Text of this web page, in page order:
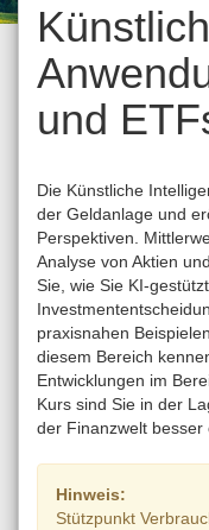
Filter
definieren
Bezirk
Bitte Bezirk wählen!
Angebote zur:
Landbildung
Volltext Suche
und
Die Künstliche
der Geldanlage und
Perspektiven.
Analyse von Aktien
Sie, wie Sie KI-
praxisnahen
diesem Bereich
Entwicklungen im
Kurs sind Sie in der
der Finanzwelt besser
Hinweis:
Stützpunkt